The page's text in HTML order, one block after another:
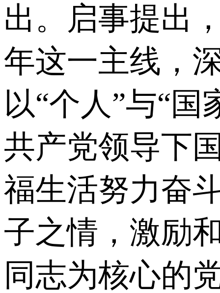
出。启事提出
年这一主线，
以“个人”与“
共产党领导下
福生活努力奋
子之情，激励
同志为核心的